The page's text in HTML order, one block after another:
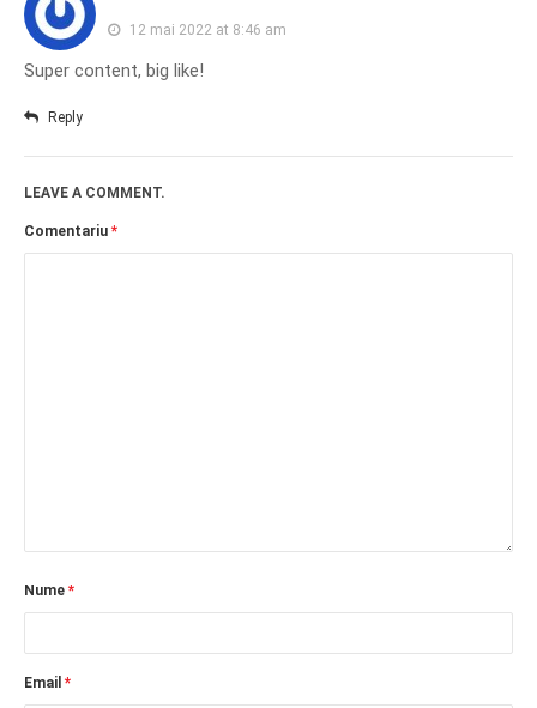
12 mai 2022 at 8:46 am
Super content, big like!
Reply
LEAVE A COMMENT.
Comentariu *
Nume *
Email *